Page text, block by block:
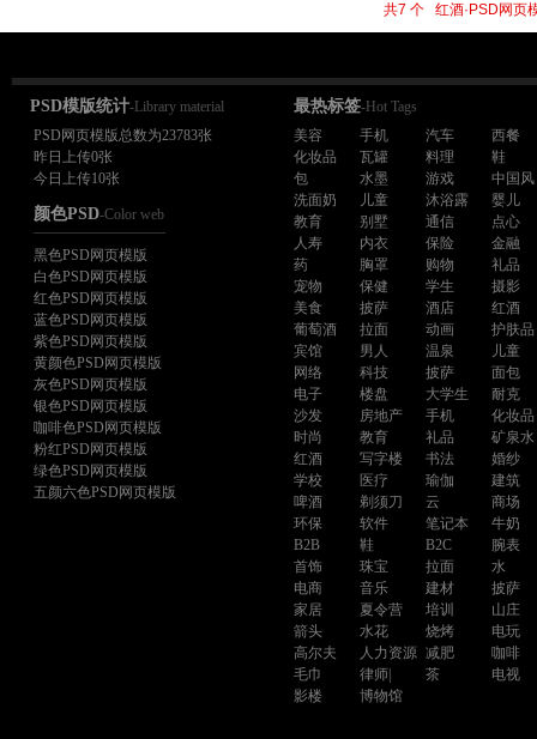
共7 个 红酒·PSD网
PSD模版统计-Library material
PSD网页模版总数为23783张
昨日上传0张
今日上传10张
颜色PSD-Color web
黑色PSD网页模版
白色PSD网页模版
红色PSD网页模版
蓝色PSD网页模版
紫色PSD网页模版
黄颜色PSD网页模版
灰色PSD网页模版
银色PSD网页模版
咖啡色PSD网页模版
粉红PSD网页模版
绿色PSD网页模版
五颜六色PSD网页模版
最热标签-Hot Tags
美容
手机 汽车
西餐
化妆品
瓦罐 料理
鞋
包
水墨 游戏
中国风
洗面奶
儿童 沐浴露
婴儿
教育
别墅 通信
点心
人寿
内衣 保险
金融
药
胸罩 购物
礼品
宠物
保健 学生
摄影
美食
披萨 酒店
红酒
葡萄酒
拉面 动画
护肤品
宾馆
男人 温泉
儿童
网络
科技 披萨
面包
电子
楼盘 大学生
耐克
沙发
房地产 手机
化妆品
时尚
教育 礼品
矿泉水
红酒
写字楼 书法
婚纱
学校
医疗 瑜伽
建筑
啤酒
剃须刀 云
商场
环保
软件 笔记本
牛奶
B2B
鞋 B2C
腕表
首饰
珠宝 拉面
水
电商
音乐 建材
披萨
家居
夏令营 培训
山庄
箭头
水花 烧烤
电玩
高尔夫
人力资源 减肥
咖啡
毛巾
律师| 茶
电视
影楼
博物馆